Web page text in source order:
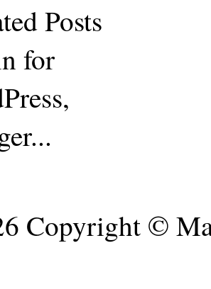
Copyright ©